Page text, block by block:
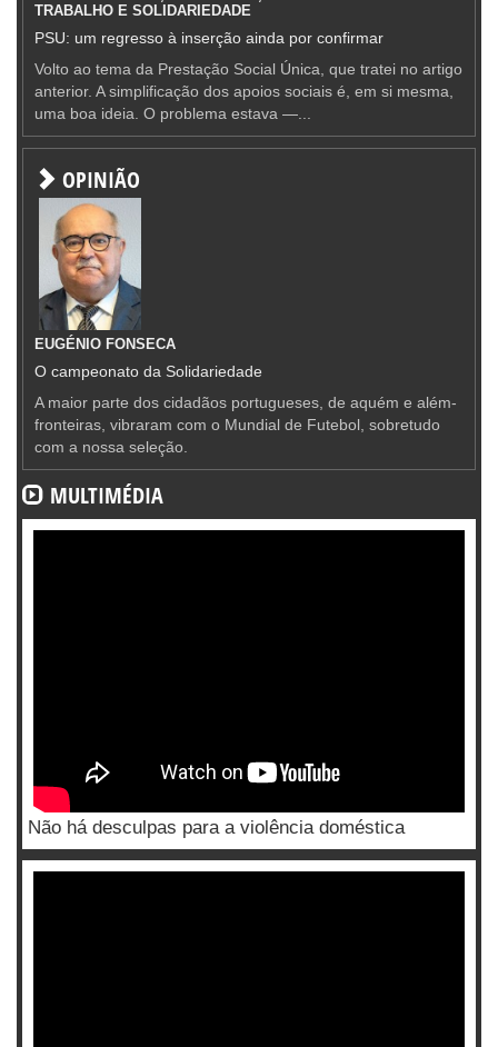
TRABALHO E SOLIDARIEDADE
PSU: um regresso à inserção ainda por confirmar
Volto ao tema da Prestação Social Única, que tratei no artigo
anterior. A simplificação dos apoios sociais é, em si mesma,
uma boa ideia. O problema estava —...
OPINIÃO
EUGÉNIO FONSECA
O campeonato da Solidariedade
A maior parte dos cidadãos portugueses, de aquém e além-
fronteiras, vibraram com o Mundial de Futebol, sobretudo
com a nossa seleção.
MULTIMÉDIA
Não há desculpas para a violência doméstica